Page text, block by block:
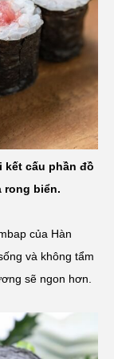
kết cấu phần đồ
rong biển.
của Hàn
và không tẩm
sẽ ngon hơn.